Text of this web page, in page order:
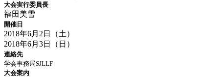
大会実行委員長
福田美雪
開催日
2018年6月2日（土）
2018年6月3日（日）
連絡先
学会事務局SJLLF
大会案内